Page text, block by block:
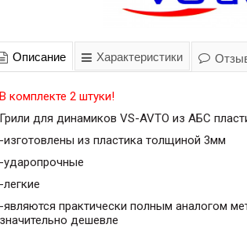
Описание Характеристики
В комплекте 2 штуки!
Грили для динамиков VS-AVTO из АБС
-изготовлены из пластика толщиной 3мм
-ударопрочные
-легкие
-являются практически полным аналогом
значительно дешевле